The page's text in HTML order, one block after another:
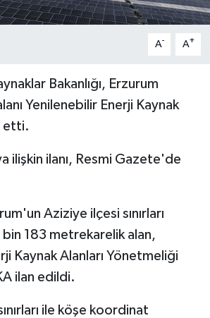
A- A+
Bakanlığı, Erzurum
Yenilenebilir Enerji Kaynak
etti.
ilişkin ilanı, Resmi Gazete'de
Aziziye ilçesi sınırları
183 metrekarelik alan,
Kaynak Alanları Yönetmeliği
ilan edildi.
ile köşe koordinat